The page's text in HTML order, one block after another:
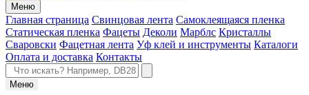
Меню
Главная страница Свинцовая лента Самоклеящаяся пленка
Статическая пленка Фацеты Деколи Марблс Кристаллы
Сваровски Фацетная лента Уф клей и инструменты Каталоги
Оплата и доставка Контакты
Меню